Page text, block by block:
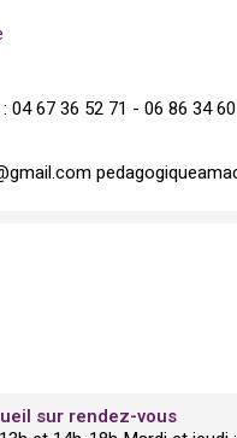
04 67 36 52 71 - 06 86 34
sur rendez-vous